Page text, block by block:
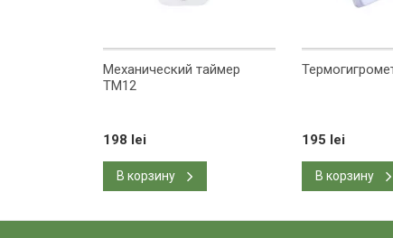
Механический таймер
ТМ12
198 lei
В корзину
195 lei
В корзину